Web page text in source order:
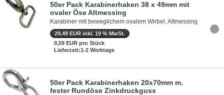
50er Pack Karabinerhaken 38 x 49mm mit
ovaler Öse Altmessing
Karabiner mit beweglichem ovalem Wirbel, Altmessing
29,49 EUR inkl. 19 % MwSt.
0,59 EUR pro Stück
Lieferzeit:1-2 Werktage
50er Pack Karabinerhaken 20x70mm m.
fester Rundöse Zinkdruckguss